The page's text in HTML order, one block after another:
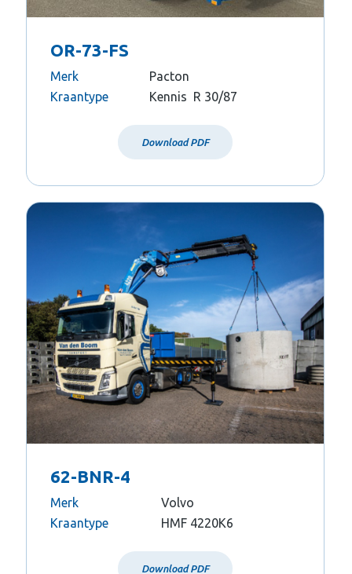
OR-73-FS
Merk
Pacton
Kraantype
Kennis R 30/87
Download PDF
62-BNR-4
Merk
Volvo
Kraantype
HMF 4220K6
Download PDF